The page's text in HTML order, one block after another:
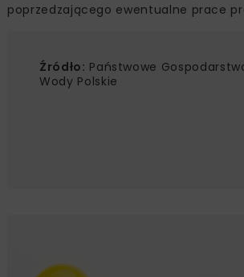
poprzedzającego ewentualne prace
Źródło: Państwowe
Wody Polskie